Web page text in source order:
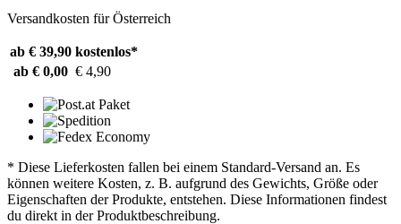
Versandkosten für Österreich
ab € 39,90 kostenlos*
ab € 0,00 € 4,90
* Diese Lieferkosten fallen bei einem Standard-Versand an. Es
können weitere Kosten, z. B. aufgrund des Gewichts, Größe oder
Eigenschaften der Produkte, entstehen. Diese Informationen findest
du direkt in der Produktbeschreibung.